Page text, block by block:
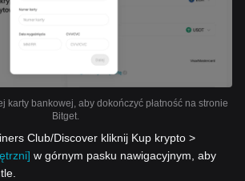
karty bankowej, aby dokończyć płatność na stronie
Bitget.
Club/Discover kliknij Kup krypto >
w górnym pasku nawigacyjnym, aby